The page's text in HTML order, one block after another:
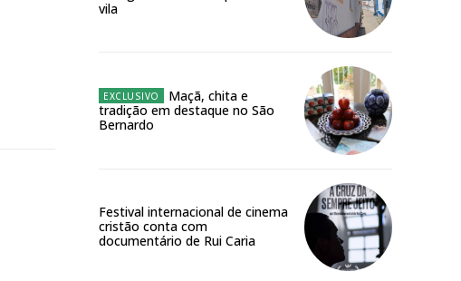
vila
Maçã, chita e
tradição em destaque no São
Bernardo
Festival internacional de cinema
cristão conta com
documentário de Rui Caria